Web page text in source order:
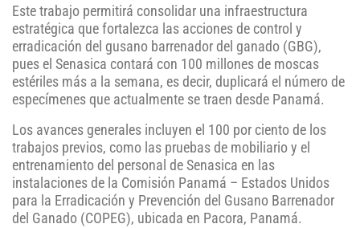
Este trabajo permitirá consolidar una infraestructura
estratégica que fortalezca las acciones de control y
erradicación del gusano barrenador del ganado (GBG),
pues el Senasica contará con 100 millones de moscas
estériles más a la semana, es decir, duplicará el número de
especímenes que actualmente se traen desde Panamá.
Los avances generales incluyen el 100 por ciento de los
trabajos previos, como las pruebas de mobiliario y el
entrenamiento del personal de Senasica en las
instalaciones de la Comisión Panamá – Estados Unidos
para la Erradicación y Prevención del Gusano Barrenador
del Ganado (COPEG), ubicada en Pacora, Panamá.